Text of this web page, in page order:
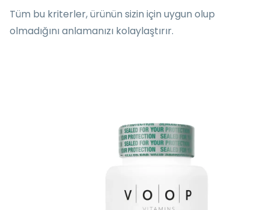
Tüm bu kriterler, ürünün sizin için uygun olup
olmadığını anlamanızı kolaylaştırır.